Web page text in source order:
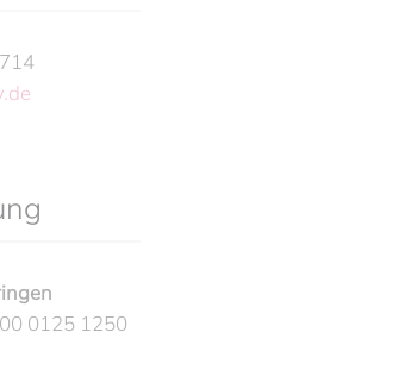
0125 1250